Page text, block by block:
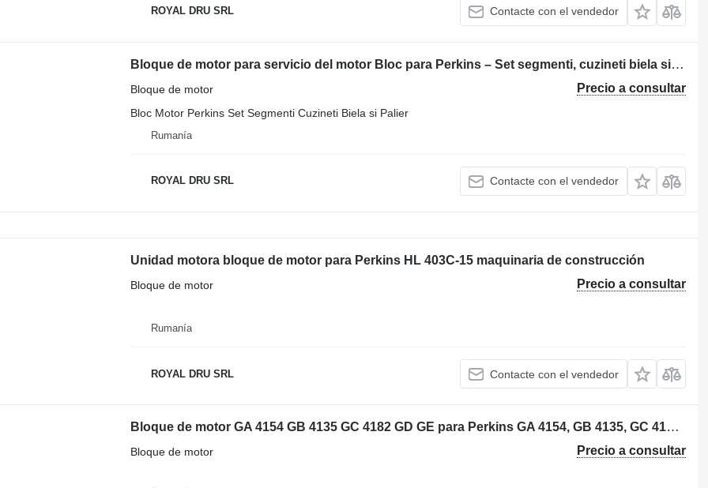
ROYAL DRU SRL Contacte con el vendedor
Bloque de motor para servicio del motor Bloc para Perkins – Set segmenti, cuzineti biela si palier maquinaria de construcción
Precio a consultar
Bloque de motor
Bloc Motor Perkins Set Segmenti Cuzineti Biela si Palier
Rumanía
ROYAL DRU SRL Contacte con el vendedor
Unidad motora bloque de motor para Perkins HL 403C-15 maquinaria de construcción
Precio a consultar
Bloque de motor
Rumanía
ROYAL DRU SRL Contacte con el vendedor
Bloque de motor GA 4154 GB 4135 GC 4182 GD GE para Perkins GA 4154, GB 4135, GC 4182, GD GE maquinaria de construcción
Precio a consultar
Bloque de motor